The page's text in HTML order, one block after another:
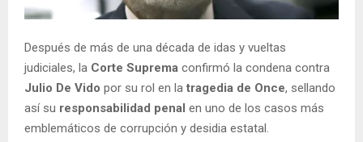
Después de más de una década de idas y vueltas
judiciales, la Corte Suprema confirmó la condena contra
Julio De Vido por su rol en la tragedia de Once, sellando
así su responsabilidad penal en uno de los casos más
emblemáticos de corrupción y desidia estatal.